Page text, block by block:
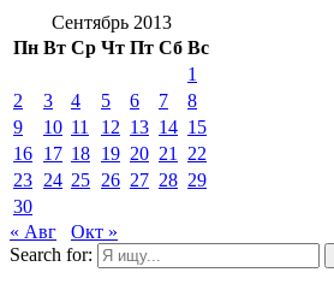
Сентябрь 2013
Пн Вт Ср Чт Пт Сб Вс
1
2
3 4 5 6 7
8
9
10 11 12 13 14 15
16 17 18 19 20 21
22
23 24 25 26 27 28 29
30
« Авг
Окт »
Search for: